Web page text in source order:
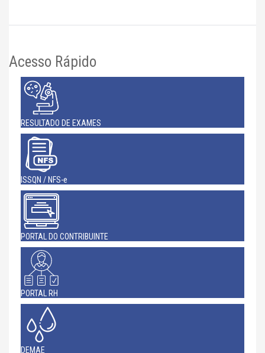
Acesso Rápido
RESULTADO DE EXAMES
ISSQN / NFS-e
PORTAL DO CONTRIBUINTE
PORTAL RH
DEMAE